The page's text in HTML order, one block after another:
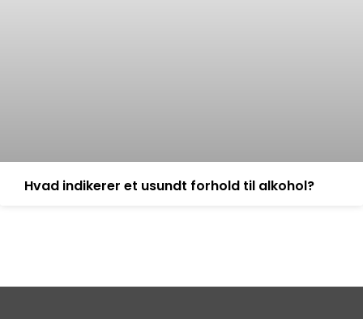
Hvad indikerer et usundt forhold til alkohol?